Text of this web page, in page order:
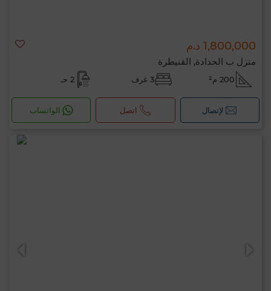
1,800,000 د.م
منزل ب الحدادة, القنيطرة
200 م² 3 غرف 2 حـ
لإتصال اتصل الواتساب